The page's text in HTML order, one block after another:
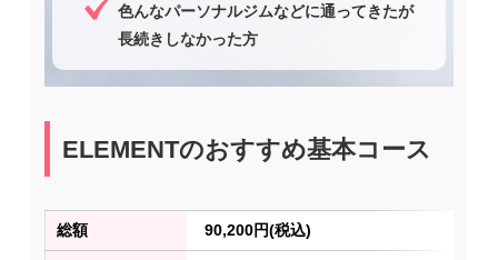
色んなパーソナルジムなどに通ってきたが
長続きしなかった方
ELEMENTのおすすめ基本コース
総額 90,200円(税込)